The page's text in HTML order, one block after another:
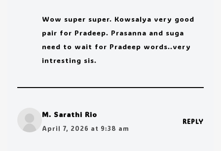
Wow super super. Kowsalya very good
pair for Pradeep. Prasanna and suga
need to wait for Pradeep words..very
intresting sis.
M. Sarathi Rio
April 7, 2026 at 9:38 am
REPLY